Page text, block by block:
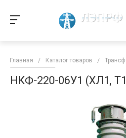
Главная / Каталог товаров /
НКФ-220-06У1 (ХЛ1,